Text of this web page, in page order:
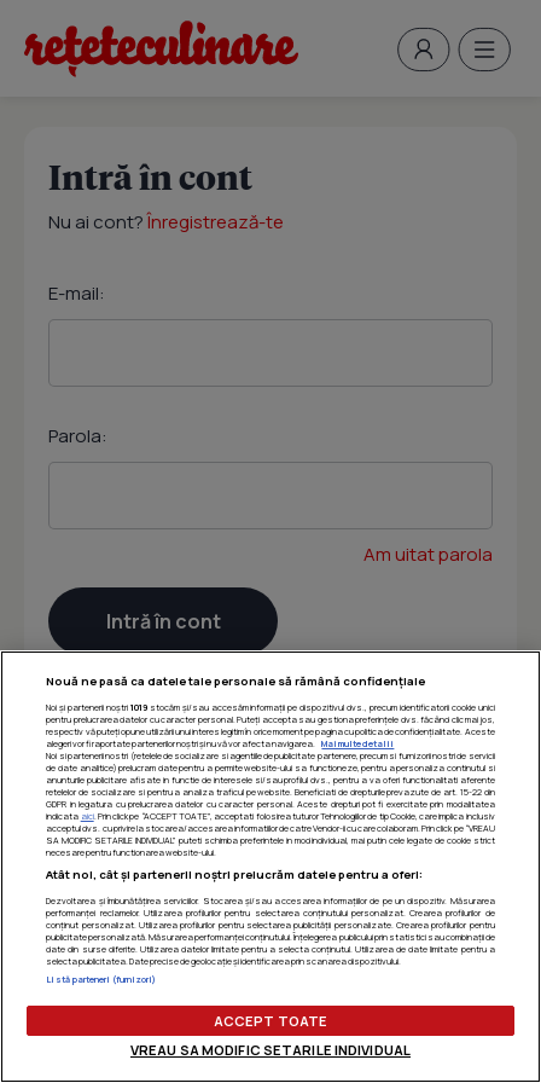
Intră în cont
Nu ai cont?Înregistrează-te
E-mail:
Parola:
Am uitat parola
Nouă ne pasă ca datele tale personale să rămână confidențiale
Noi și partenerii noștri 1019stocăm și/sau accesăm informații pe dispozitivul dvs., precum identificatorii cookie unici
pentru prelucrarea datelor cu caracter personal. Puteți accepta sau gestiona preferințele dvs. făcând clic mai jos,
respectiv vă puteți opune utilizării unui interes legitim în orice moment pe pagina cu politica de confidențialitate. Aceste
alegeri vor fi raportate partenerilor noștri și nu vă vor afecta navigarea.
Mai multe detalii
Noi si partenerii nostri (retelele de socializare si agentiile de publicitate partenere, precum si furnizorii nostri de servicii
de date analitice) prelucram date pentru a permite website-ului sa functioneze, pentru a personaliza continutul si
anunturile publicitare afisate in functie de interesele si/sau profilul dvs., pentru a va oferi functionalitati aferente
retelelor de socializare si pentru a analiza traficul pe website. Beneficiati de drepturile prevazute de art. 15-22 din
GDPR in legatura cu prelucrarea datelor cu caracter personal. Aceste drepturi pot fi exercitate prin modalitatea
indicata aici. Prin click pe “ACCEPT TOATE”, acceptati folosirea tuturor Tehnologiilor de tip Cookie, care implica inclusiv
acceptul dvs. cu privire la stocarea/accesarea informatiilor de catre Vendor-ii cu care colaboram. Prin click pe “VREAU
SA MODIFIC SETARILE INDIVIDUAL” puteti schimba preferintele in mod individual, mai putin cele legate de cookie strict
necesare pentru functionarea website-ului.
Atât noi, cât și partenerii noștri prelucrăm datele pentru a oferi:
Dezvoltarea și îmbunătățirea serviciilor. Stocarea și/sau accesarea informațiilor de pe un dispozitiv. Măsurarea
performanței reclamelor. Utilizarea profilurilor pentru selectarea conținutului personalizat. Crearea profilurilor de
conținut personalizat. Utilizarea profilurilor pentru selectarea publicității personalizate. Crearea profilurilor pentru
publicitate personalizată. Măsurarea performanței conținutului. Înțelegerea publicului prin statistici sau combinații de
date din surse diferite. Utilizarea datelor limitate pentru a selecta conținutul. Utilizarea de date limitate pentru a
selecta publicitatea. Date precise de geolocație și identificarea prin scanarea dispozitivului.
Listă parteneri (furnizori)
ACCEPT TOATE
VREAU SA MODIFIC SETARILE INDIVIDUAL